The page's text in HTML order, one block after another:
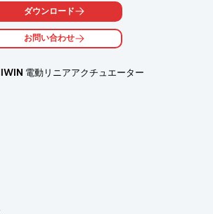
分け ダウンロード
お問い合わせ
電動リニアアクチュエーター